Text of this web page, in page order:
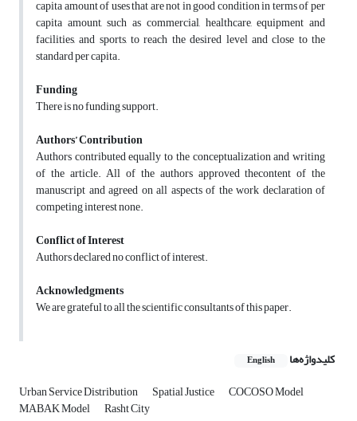
capita amount of uses that are not in good condition in terms of per
capita amount, such as commercial, healthcare, equipment and
facilities, and sports, to reach the desired level and close to the
standard per capita.
Funding
There is no funding support.
Authors’ Contribution
Authors contributed equally to the conceptualization and writing
of the article. All of the authors approved thecontent of the
manuscript and agreed on all aspects of the work declaration of
competing interest none.
Conflict of Interest
Authors declared no conflict of interest.
Acknowledgments
We are grateful to all the scientific consultants of this paper.
کلیدواژه‌ها English
Urban Service Distribution Spatial Justice COCOSO Model
MABAK Model Rasht City